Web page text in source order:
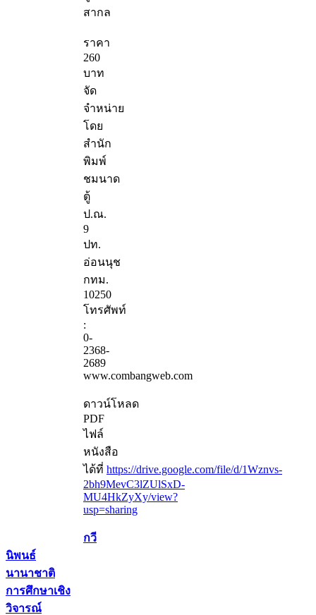
สากล
ราคา
260
บาท
จัด
จำหน่าย
โดย
สำนัก
พิมพ์
ชมนาด
ตู้
ป.ณ.
9
ปท.
อ่อนนุช
กทม.
10250
โทรศัพท์
:
0-
2368-
2689
www.combangweb.com
ดาวน์โหลด
PDF
ไฟล์
หนังสือ
ได้ที่ https://drive.google.com/file/d/1Wznvs-
2bh9MevC3lZUlSxD-
MU4HkZyXy/view?
usp=sharing
กวี
นิพนธ์
นานาชาติ
การศึกษาเชิง
วิจารณ์